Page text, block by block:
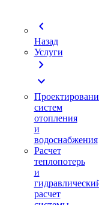
chevron_left
Назад
Услуги
chevron_right
expand_more
систем
отопления
и
водоснабжения
Расчет
теплопотерь
и
расчет